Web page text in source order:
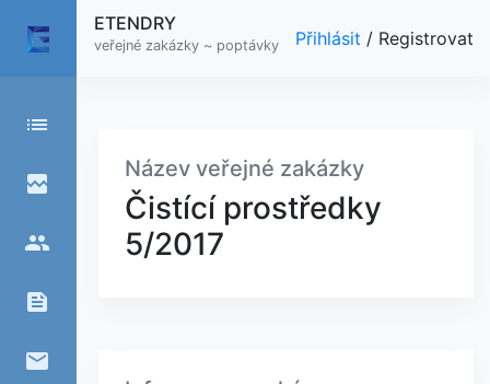
list
broken_image
people
feed
email
ETENDRY
veřejné zakázky ~ poptávky Přihlásit / Registrovat
Název veřejné zakázky
Čistící prostředky
5/2017